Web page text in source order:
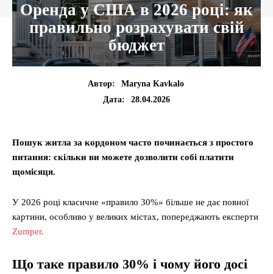
Оренда у США в 2026 році: як
правильно розрахувати свій
бюджет
Автор:
Maryna Kavkalo
Дата:
28.04.2026
Пошук житла за кордоном часто починається з простого
питання: скільки ви можете дозволити собі платити
щомісяця.
У 2026 році класичне «правило 30%» більше не дає повної
картини, особливо у великих містах, попереджають експерти
Zumper.
Що таке правило 30% і чому його досі